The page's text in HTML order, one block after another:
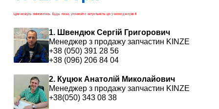
Ціни можуть змінюватись. Будь ласка, уточнюйте актуальність цін у менеджерів !!!
1. Швендюк Сергій Григорович
Менеджер з продажу запчастин KINZE
+38 (050) 391 28 56
+38 (096) 206 84 04
2. Куцюк Анатолій Миколайович
Менеджер з продажу запчастин KINZE
+38(050) 343 08 38